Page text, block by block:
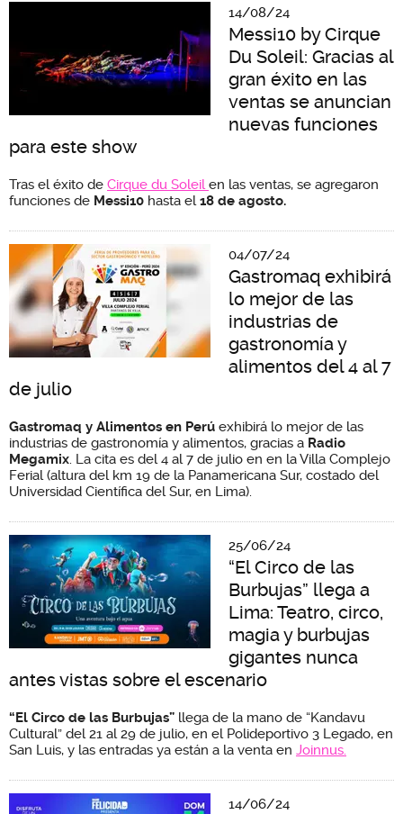
14/08/24
Messi10 by Cirque
Du Soleil: Gracias al
gran éxito en las
ventas se anuncian
nuevas funciones
para este show
Tras el éxito de Cirque du Soleilen las ventas, se agregaron
funciones de Messi10 hasta el18 de agosto.
04/07/24
Gastromaq exhibirá
lo mejor de las
industrias de
gastronomía y
alimentos del 4 al 7
de julio
Gastromaq y Alimentos en Perú exhibirá lo mejor de las
industrias de gastronomía y alimentos, gracias a Radio
Megamix. La cita es del 4 al 7 de julio en en la Villa Complejo
Ferial (altura del km 19 de la Panamericana Sur, costado del
Universidad Científica del Sur, en Lima).
25/06/24
“El Circo de las
Burbujas” llega a
Lima: Teatro, circo,
magia y burbujas
gigantes nunca
antes vistas sobre el escenario
“El Circo de las Burbujas” llega de la mano de “Kandavu
Cultural” del 21 al 29 de julio, en el Polideportivo 3 Legado, en
San Luis, y las entradas ya están a la venta en Joinnus.
14/06/24